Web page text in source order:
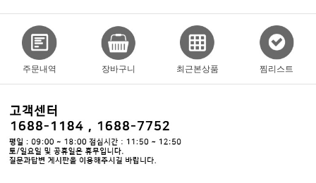
주문내역 장바구니 최근본상품 찜리스트